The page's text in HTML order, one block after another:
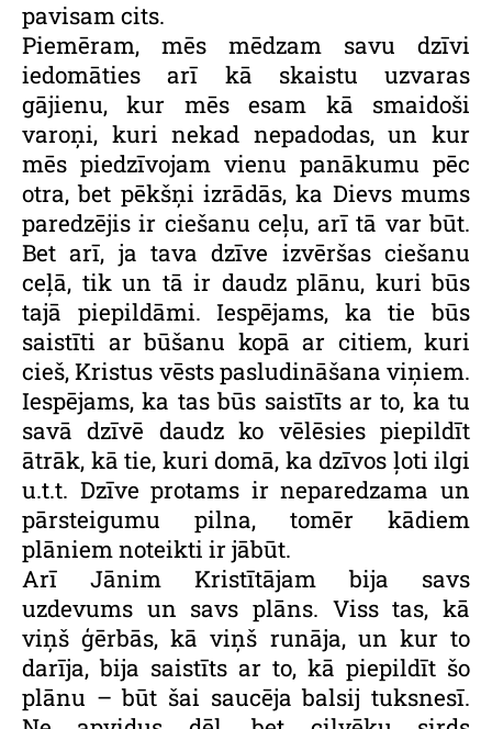
pavisam cits.
Piemēram, mēs mēdzam savu dzīvi
iedomāties arī kā skaistu uzvaras
gājienu, kur mēs esam kā smaidoši
varoņi, kuri nekad nepadodas, un kur
mēs piedzīvojam vienu panākumu pēc
otra, bet pēkšņi izrādās, ka Dievs mums
paredzējis ir ciešanu ceļu, arī tā var būt.
Bet arī, ja tava dzīve izvēršas ciešanu
ceļā, tik un tā ir daudz plānu, kuri būs
tajā piepildāmi. Iespējams, ka tie būs
saistīti ar būšanu kopā ar citiem, kuri
cieš, Kristus vēsts pasludināšana viņiem.
Iespējams, ka tas būs saistīts ar to, ka tu
savā dzīvē daudz ko vēlēsies piepildīt
ātrāk, kā tie, kuri domā, ka dzīvos ļoti ilgi
u.t.t. Dzīve protams ir neparedzama un
pārsteigumu pilna, tomēr kādiem
plāniem noteikti ir jābūt.
Arī Jānim Kristītājam bija savs
uzdevums un savs plāns. Viss tas, kā
viņš ģērbās, kā viņš runāja, un kur to
darīja, bija saistīts ar to, kā piepildīt šo
plānu – būt šai saucēja balsij tuksnesī.